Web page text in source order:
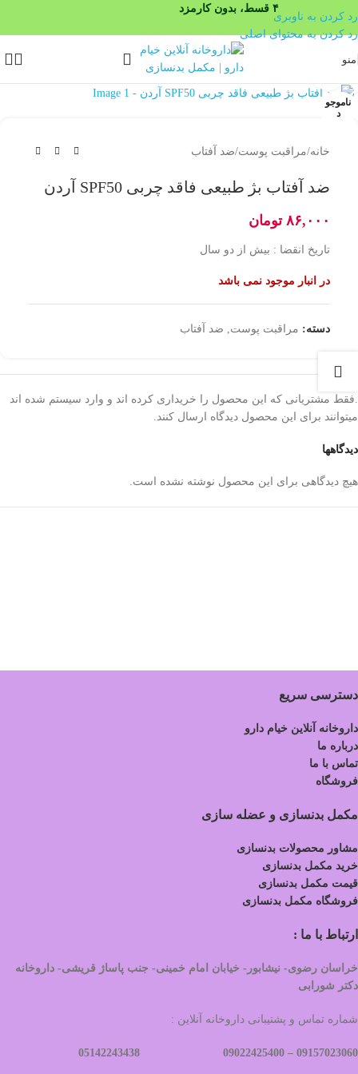
۴ قسط، بدون کارمزد
رد کردن به ناوبری
رد کردن به محتوای اصلی
منو
ناموجو
د
بزرگنمایی تصویر
خانه/مراقبت پوست/ضد آفتاب
ضد آفتاب بژ طبیعی فاقد چربی SPF50 آردن
۸۶,۰۰۰ تومان
تاریخ انقضا : بیش از دو سال
در انبار موجود نمی باشد
دسته: مراقبت پوست ضد آفتاب
دیدگاهها
هیچ دیدگاهی برای این محصول نوشته نشده است.
.فقط مشتریانی که این محصول را خریداری کرده اند و وارد سیستم شده اند
میتوانند برای این محصول دیدگاه ارسال کنند.
دسترسی سریع
داروخانه آنلاین خیام دارو
درباره ما
تماس با ما
فروشگاه
مکمل بدنسازی و عضله سازی
مشاور محصولات بدنسازی
خرید مکمل بدنسازی
قیمت مکمل بدنسازی
فروشگاه مکمل بدنسازی
ارتباط با ما :
خراسان رضوی- نیشابور- خیابان امام خمینی- جنب پاساژ قریشی- داروخانه
دکتر شورابی
شماره تماس و پشتیبانی داروخانه آنلاین :
09157023060 –